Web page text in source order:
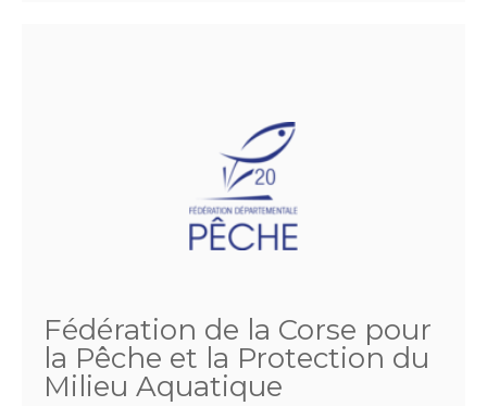
Fédération de la Corse pour
la Pêche et la Protection du
Milieu Aquatique